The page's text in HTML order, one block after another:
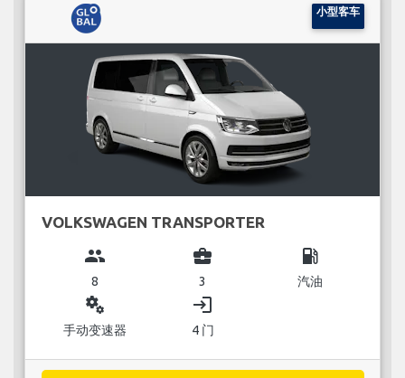
小型客车
VOLKSWAGEN TRANSPORTER
group
8
business_center
3
local_gas_station
汽油
miscellaneous_services
手动变速器
login
4 门